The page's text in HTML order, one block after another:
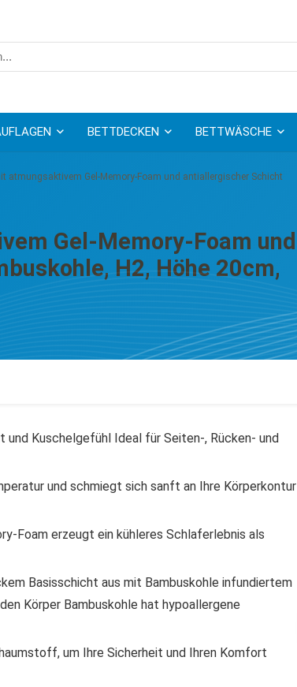
BETTDECKEN BETTWÄSCHE
atmungsaktivem Gel-Memory-Foam und antiallergischer Schicht
Gel-Memory-Foam und
H2, Höhe 20cm,
Kuschelgefühl Ideal für Seiten-, Rücken- und
und schmiegt sich sanft an Ihre Körperkontur
Foam erzeugt ein kühleres Schlaferlebnis als
Basisschicht aus mit Bambuskohle infundiertem
Körper Bambuskohle hat hypoallergene
um Ihre Sicherheit und Ihren Komfort